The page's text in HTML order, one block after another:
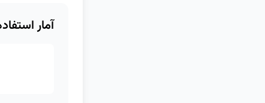
آمار